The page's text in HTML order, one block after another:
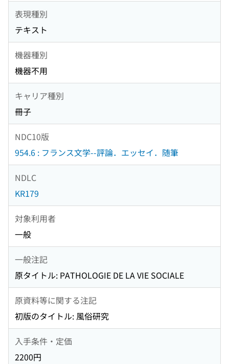
表現種別
テキスト
機器種別
機器不用
キャリア種別
冊子
NDC10版
954.6 : フランス文学--評論．エッセイ．随筆
NDLC
KR179
対象利用者
一般
一般注記
原タイトル: PATHOLOGIE DE LA VIE SOCIALE
原資料等に関する注記
初版のタイトル: 風俗研究
入手条件・定価
2200円